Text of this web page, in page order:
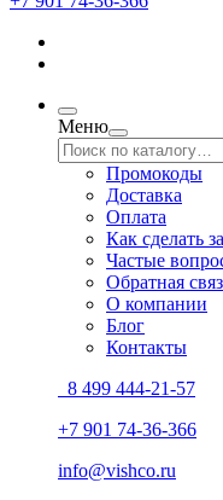
Меню
Промокоды
Доставка
Оплата
Как сделать
Частые
Обратная
О компании
Блог
Контакты
8 499 444-21-57
+7 901 74-36-366
info@vishco.ru